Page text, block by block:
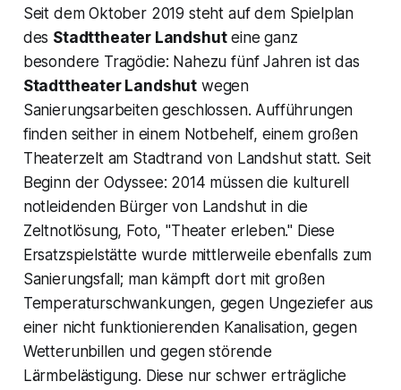
Seit dem Oktober 2019 steht auf dem Spielplan
des Stadttheater Landshuteine ganz
besondere Tragödie: Nahezu fünf Jahren ist das
Stadttheater Landshut wegen
Sanierungsarbeiten geschlossen. Aufführungen
finden seither in einem Notbehelf, einem großen
Theaterzelt am Stadtrand von Landshut statt. Seit
Beginn der Odyssee: 2014 müssen die kulturell
notleidenden Bürger von Landshut in die
Zeltnotlösung, Foto, "Theater erleben." Diese
Ersatzspielstätte wurde mittlerweile ebenfalls zum
Sanierungsfall; man kämpft dort mit großen
Temperaturschwankungen, gegen Ungeziefer aus
einer nicht funktionierenden Kanalisation, gegen
Wetterunbillen und gegen störende
Lärmbelästigung. Diese nur schwer erträgliche